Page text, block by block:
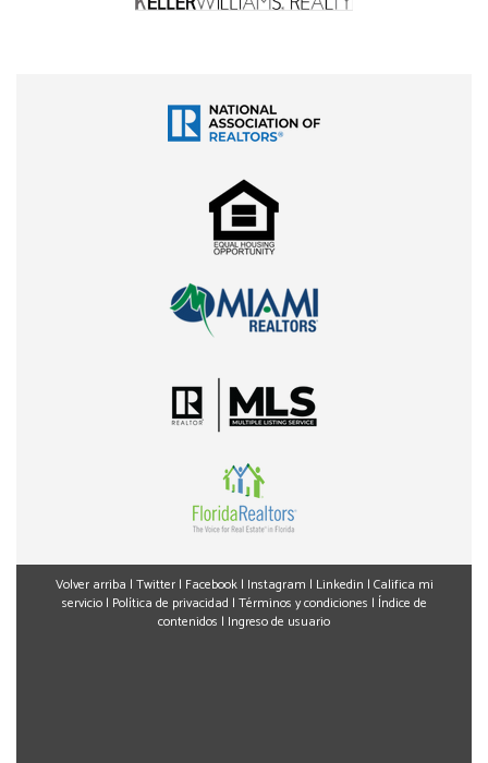
Volver arriba | Twitter| Facebook| Instagram | Linkedin | Califica mi
servicio| Política de privacidad | Términos y condiciones | Índice de
contenidos | Ingreso de usuario